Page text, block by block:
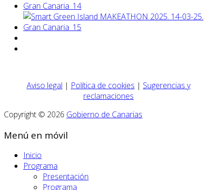
Aviso legal | Política de cookies | Sugerencias y
reclamaciones
Copyright © 2026 Gobierno de Canarias
Menú en móvil
Inicio
Programa
Presentación
Programa